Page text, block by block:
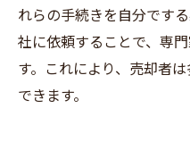
れらの手続きを自分です
社に依頼することで、専
す。これにより、売却者
できます。